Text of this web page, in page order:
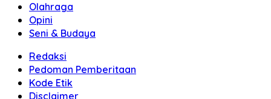
Olahraga
Opini
Seni & Budaya
Redaksi
Pedoman Pemberitaan
Kode Etik
Disclaimer